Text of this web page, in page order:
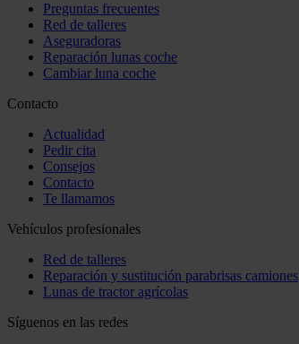
Preguntas frecuentes
Red de talleres
Aseguradoras
Reparación lunas coche
Cambiar luna coche
Contacto
Actualidad
Pedir cita
Consejos
Contacto
Te llamamos
Vehículos profesionales
Red de talleres
Reparación y sustitución parabrisas camiones
Lunas de tractor agrícolas
Síguenos en las redes